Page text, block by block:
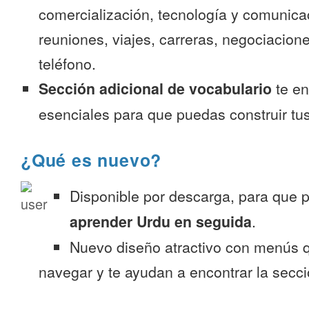
comercialización, tecnología y
reuniones, viajes, carreras,
teléfono.
Sección adicional de vocabulario te
esenciales para que puedas construir
¿Qué es nuevo?
Disponible por descarga, para que
aprender Urdu en seguida.
Nuevo diseño atractivo con menús
navegar y te ayudan a encontrar la